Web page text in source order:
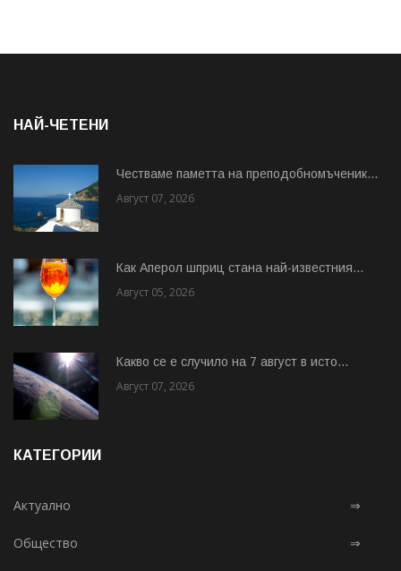
НАЙ-ЧЕТЕНИ
Честваме паметта на преподобномъченик...
Август 07, 2026
Как Аперол шприц стана най-известния...
Август 05, 2026
Какво се е случило на 7 август в исто...
Август 07, 2026
КАТЕГОРИИ
Актуално ⇒
Общество ⇒